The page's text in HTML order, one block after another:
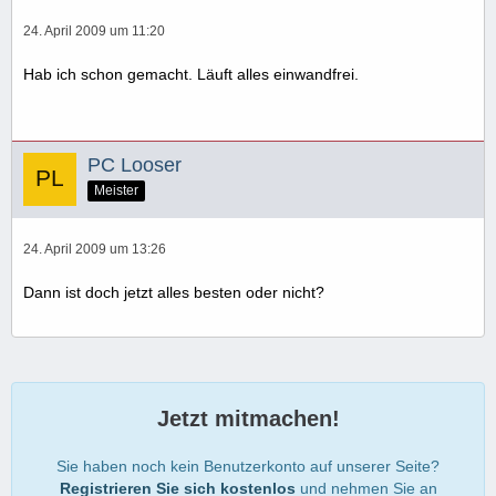
24. April 2009 um 11:20
Hab ich schon gemacht. Läuft alles einwandfrei.
PC Looser
Meister
24. April 2009 um 13:26
Dann ist doch jetzt alles besten oder nicht?
Jetzt mitmachen!
Sie haben noch kein Benutzerkonto auf unserer Seite?
Registrieren Sie sich kostenlos und nehmen Sie an